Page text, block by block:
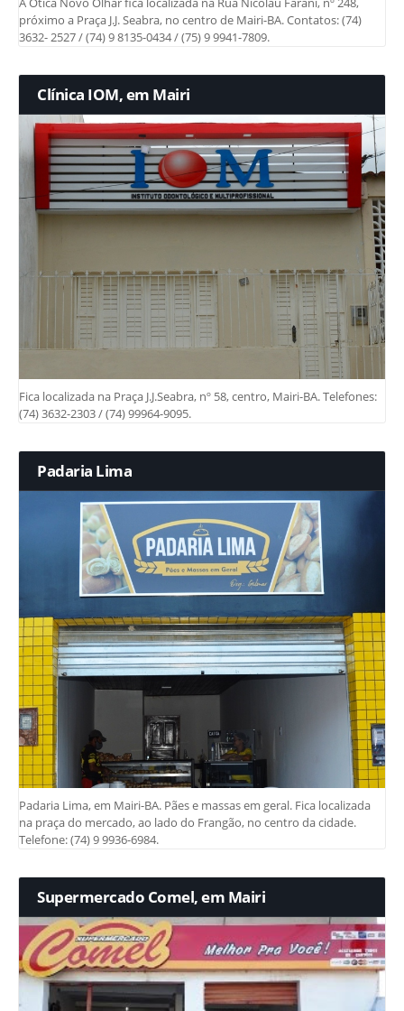
próximo a Praça J.J. Seabra, no centro de Mairi-BA. Contatos: (74)
3632- 2527 / (74) 9 8135-0434 / (75) 9 9941-7809.
Clínica IOM, em Mairi
Fica localizada na Praça J.J.Seabra, nº 58, centro, Mairi-BA. Telefones:
(74) 3632-2303 / (74) 99964-9095.
Padaria Lima
Padaria Lima, em Mairi-BA. Pães e massas em geral. Fica localizada
na praça do mercado, ao lado do Frangão, no centro da cidade.
Telefone: (74) 9 9936-6984.
Supermercado Comel, em Mairi